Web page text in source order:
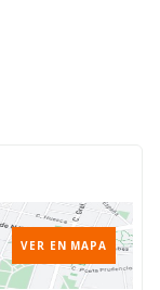
VER EN MAPA